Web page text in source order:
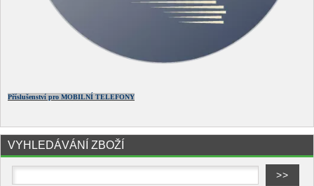
Příslušenství pro MOBILNÍ TELEFONY
VYHLEDÁVÁNÍ ZBOŽÍ